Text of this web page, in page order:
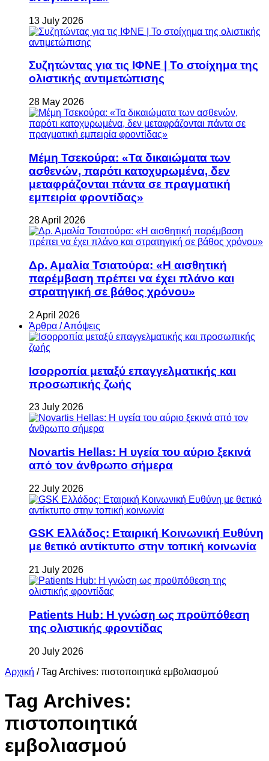
13 July 2026
Συζητώντας για τις ΙΦΝΕ | Το στοίχημα της
ολιστικής αντιμετώπισης
28 May 2026
Μέμη Τσεκούρα: «Τα δικαιώματα των
ασθενών, παρότι κατοχυρωμένα, δεν
μεταφράζονται πάντα σε πραγματική
εμπειρία φροντίδας»
28 April 2026
Δρ. Αμαλία Τσιατούρα: «Η αισθητική
παρέμβαση πρέπει να έχει πλάνο και
στρατηγική σε βάθος χρόνου»
2 April 2026
Άρθρα / Απόψεις
Ισορροπία μεταξύ επαγγελματικής και
προσωπικής ζωής
23 July 2026
Novartis Hellas: Η υγεία του αύριο ξεκινά
από τον άνθρωπο σήμερα
22 July 2026
GSK Ελλάδος: Εταιρική Κοινωνική Ευθύνη
με θετικό αντίκτυπο στην τοπική κοινωνία
21 July 2026
Patients Hub: Η γνώση ως προϋπόθεση
της ολιστικής φροντίδας
20 July 2026
Αρχική / Tag Archives: πιστοποιητικά εμβολιασμού
Tag Archives:
πιστοποιητικά
εμβολιασμού